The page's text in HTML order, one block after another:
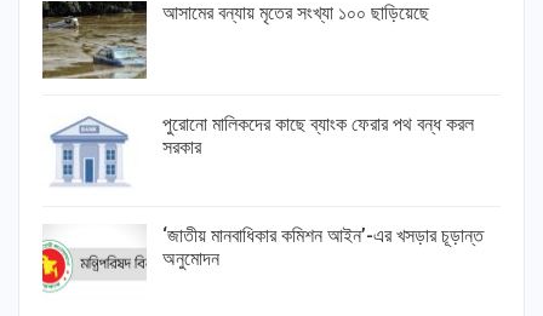
আসামের বন্যায় মৃতের সংখ্যা ১০০ ছাড়িয়েছে
পুরোনো মালিকদের কাছে ব্যাংক ফেরার পথ বন্ধ করল
সরকার
‘জাতীয় মানবাধিকার কমিশন আইন’-এর খসড়ার চূড়ান্ত
অনুমোদন